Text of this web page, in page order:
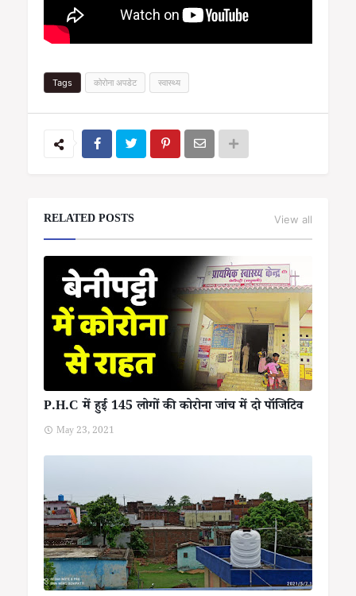
Tags कोरोना अपडेट स्वास्थ्य
RELATED POSTS View all
P.H.C में हुई 145 लोगों की कोरोना जांच में दो पॉजिटिव
May 23, 2021